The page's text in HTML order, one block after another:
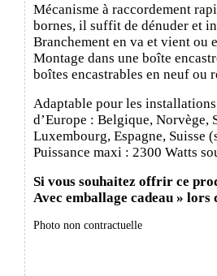
Mécanisme à raccordement
bornes, il suffit de dénuder et
Branchement en va et vient ou
Montage dans une boîte
boîtes encastrables en neuf ou
Adaptable pour les
d’Europe : Belgique, Norvège,
Luxembourg, Espagne, Suisse
Puissance maxi : 2300 Watts
Si vous souhaitez offrir ce
Avec emballage cadeau » lors
Photo non contractuelle